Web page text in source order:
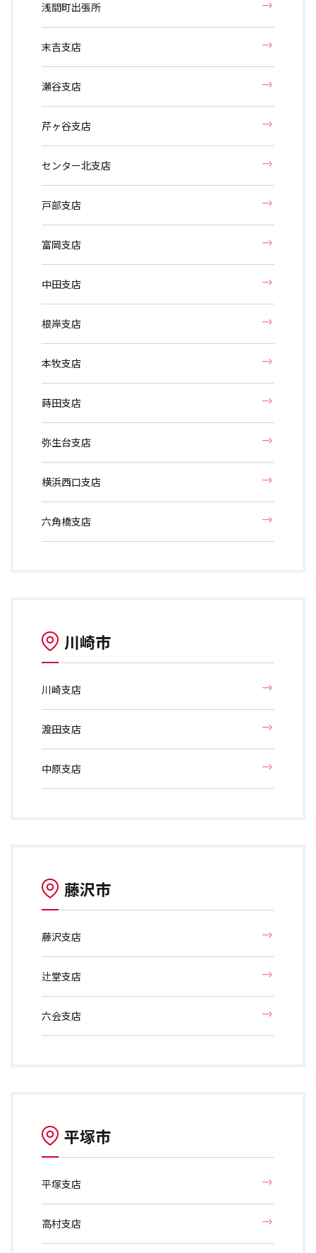
浅間町出張所
末吉支店
瀬谷支店
芹ヶ谷支店
センター北支店
戸部支店
富岡支店
中田支店
根岸支店
本牧支店
蒔田支店
弥生台支店
横浜西口支店
六角橋支店
川崎市
川崎支店
渡田支店
中原支店
藤沢市
藤沢支店
辻堂支店
六会支店
平塚市
平塚支店
高村支店